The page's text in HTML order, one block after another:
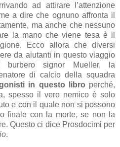
ad attirare l’attenzione
a dire che ognuno affronta il
ma anche che nessuno
la mano che viene tesa è il
Ecco allora che diversi
da aiutanti in questo viaggio
signor Mueller, la
di calcio della squadra
in questo libro perché,
spesso il vero nemico è solo
e con il quale non si possono
finale con la morte, se non la
Questo ci dice Prosdocimi per
.